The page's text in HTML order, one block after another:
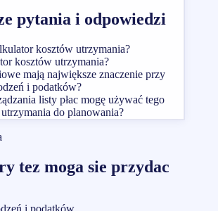
pytania i odpowiedzi
kosztów utrzymania?
kosztów utrzymania?
mają największe znaczenie przy
i podatków?
listy płac mogę używać tego
do planowania?
tez moga sie przydac